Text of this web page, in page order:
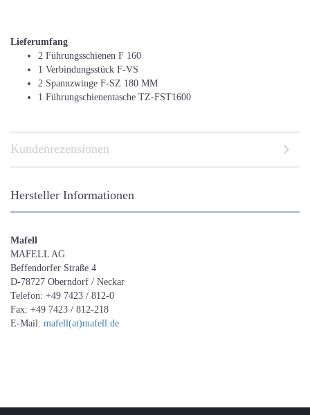
Lieferumfang
2 Führungsschienen F 160
1 Verbindungsstück F-VS
2 Spannzwinge F-SZ 180 MM
1 Führungschienentasche TZ-FST1600
Kundenrezensionen
Hersteller Informationen
Mafell
MAFELL AG
Beffendorfer Straße 4
D-78727 Oberndorf / Neckar
Telefon: +49 7423 / 812-0
Fax: +49 7423 / 812-218
E-Mail: mafell(at)mafell.de